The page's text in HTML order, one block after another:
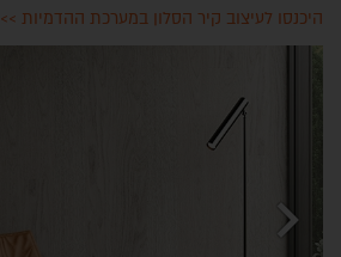
היכנסו לעיצוב קיר הסלון במערכת ההדמיות >>
chevron_right